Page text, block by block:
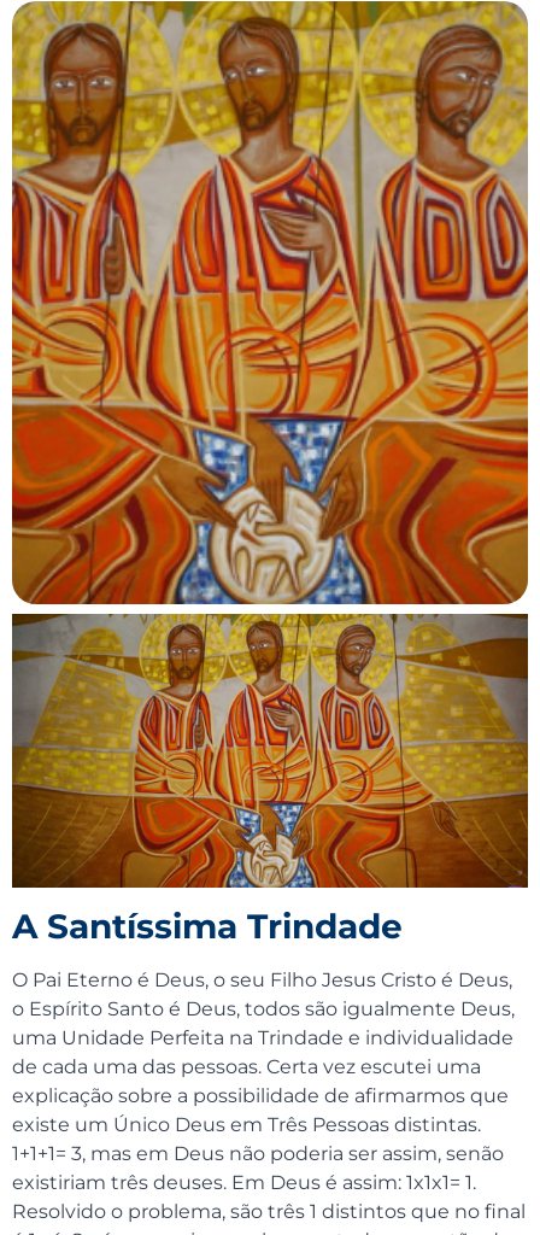
A Santíssima Trindade
O Pai Eterno é Deus, o seu Filho Jesus Cristo é Deus,
o Espírito Santo é Deus, todos são igualmente Deus,
uma Unidade Perfeita na Trindade e individualidade
de cada uma das pessoas. Certa vez escutei uma
explicação sobre a possibilidade de afirmarmos que
existe um Único Deus em Três Pessoas distintas.
1+1+1= 3, mas em Deus não poderia ser assim, senão
existiriam três deuses. Em Deus é assim: 1x1x1= 1.
Resolvido o problema, são três 1 distintos que no final